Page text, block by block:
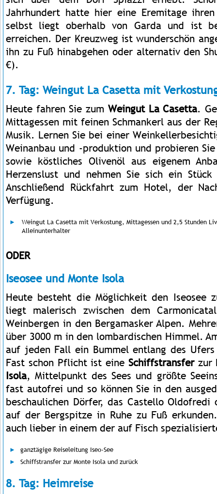
Jahrhundert hatte hier eine Eremitage
selbst liegt oberhalb von Garda und ist
erreichen. Der Kreuzweg ist wunderschön
ihn zu Fuß hinabgehen oder alternativ den
€).
7. Tag: Weingut La Casetta mit
Heute fahren Sie zum Weingut La Casetta.
Mittagessen mit feinen Schmankerl aus der
Musik. Lernen Sie bei einer
Weinanbau und -produktion und probieren
sowie köstliches Olivenöl aus eigenem
Herzenslust und nehmen Sie sich ein
Anschließend Rückfahrt zum Hotel, der
Verfügung.
Weingut La Casetta mit Verkostung, Mittagessen und 2,5 Stunden
Alleinunterhalter
ODER
Iseosee und Monte Isola
Heute besteht die Möglichkeit den Iseosee
liegt malerisch zwischen dem
Weinbergen in den Bergamasker Alpen.
über 3000 m in den lombardischen Himmel.
auf jeden Fall ein Bummel entlang des
Fast schon Pflicht ist eine Schiffstransferzur
Isola, Mittelpunkt des Sees und größte
fast autofrei und so können Sie in den
beschaulichen Dörfer, das Castello
auf der Bergspitze in Ruhe zu Fuß
auch lieber in einem der auf Fisch
ganztägige Reiseleitung Iseo-See
Schiffstransfer zur Monte Isola und zurück
8. Tag: Heimreise